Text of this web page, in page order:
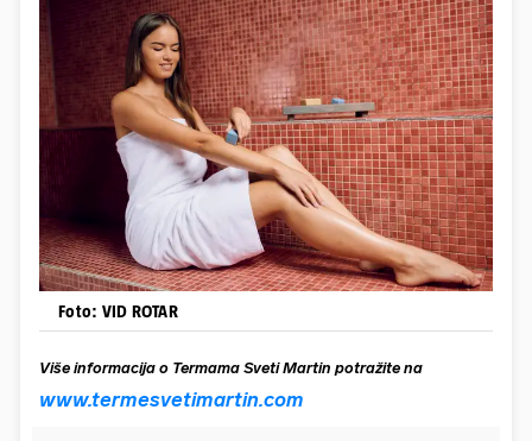
Foto: VID ROTAR
Više informacija o Termama Sveti Martin potražite na
www.termesvetimartin.com